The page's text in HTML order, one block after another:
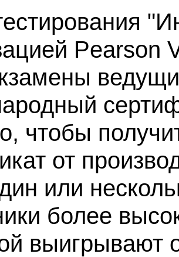
чтобы
от
или
более
выигрывают